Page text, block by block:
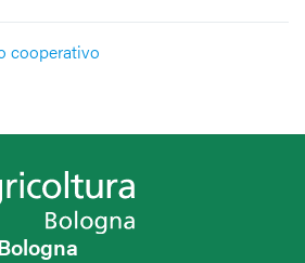
cooperativo